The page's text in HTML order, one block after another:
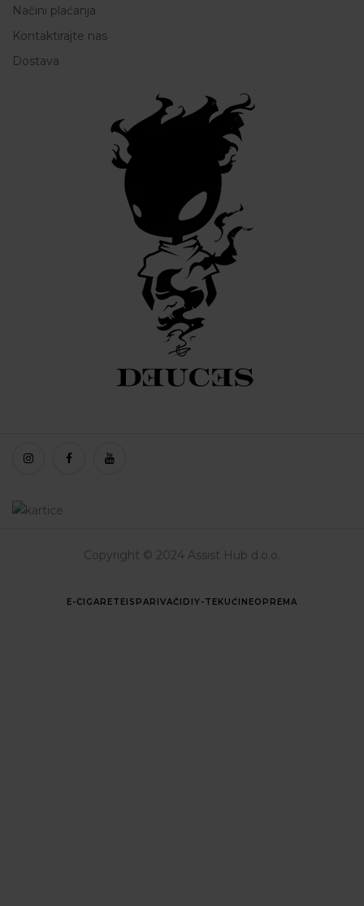
Načini plaćanja
Kontaktirajte nas
Dostava
Copyright © 2024 Assist Hub d.o.o.
E-CIGARETEISPARIVAČI DIY-TEKUĆINEOPREMA